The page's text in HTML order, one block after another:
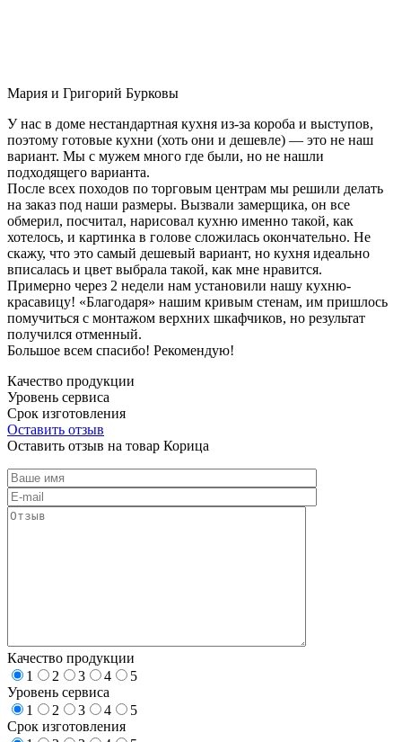
Мария и Григорий Бурковы
У нас в доме нестандартная кухня из-за короба и выступов,
поэтому готовые кухни (хоть они и дешевле) — это не наш
вариант. Мы с мужем много где были, но не нашли
подходящего варианта.
После всех походов по торговым центрам мы решили делать
на заказ под наши размеры. Вызвали замерщика, он все
обмерил, посчитал, нарисовал кухню именно такой, как
хотелось, и картинка в голове сложилась окончательно. Не
скажу, что это самый дешевый вариант, но кухня идеально
вписалась и цвет выбрала такой, как мне нравится.
Примерно через 2 недели нам установили нашу кухню-
красавицу! «Благодаря» нашим кривым стенам, им пришлось
помучиться с монтажом верхних шкафчиков, но результат
получился отменный.
Большое всем спасибо! Рекомендую!
Качество продукции
Уровень сервиса
Срок изготовления
Оставить отзыв
Оставить отзыв на товар Корица
Качество продукции
1
2 3 4
5
Уровень сервиса
1
2 3 4
5
Срок изготовления